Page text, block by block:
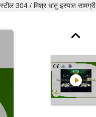
304 / मिश्र धातु इस्पात सामग्री